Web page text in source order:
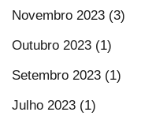
Novembro 2023 (3)
Outubro 2023 (1)
Setembro 2023 (1)
Julho 2023 (1)